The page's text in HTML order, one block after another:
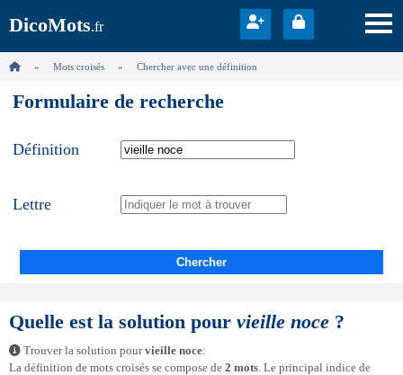
DicoMots.fr
Mots croisés Chercher avec une définition
Formulaire de recherche
Définition
Lettre
Chercher
Quelle est la solution pour vieille noce ?
Trouver la solution pourvieille noce:
La définition de mots croisés se compose de 2 mots. Le principal indice de